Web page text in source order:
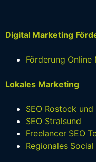
Digital Marketing
Förderung Online
Lokales Marketing
SEO Rostock
SEO Stralsund
Freelancer SEO
Regionales